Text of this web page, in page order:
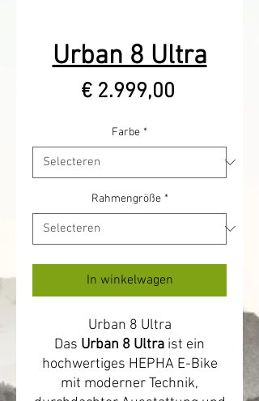
Urban 8 Ultra
€ 2.999,00Prijs
Farbe *
Rahmengröße *
In winkelwagen
Urban 8 Ultra
Das Urban 8 Ultra ist ein
hochwertiges HEPHA E-Bike
mit moderner Technik,